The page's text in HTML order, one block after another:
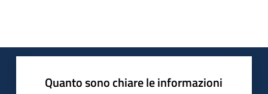
Quanto sono chiare le informazioni